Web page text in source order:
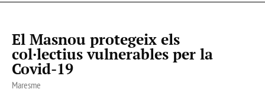
El Masnou protegeix els
col·lectius vulnerables per la
Covid-19
Maresme